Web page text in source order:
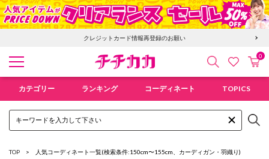
クレジットカード情報再登録のお願い
検索 お気にカ
0
カテゴリー ランキング コーディネート TOPICS
TOP 人気コーディネート一覧(検索条件:150cm〜155cm、カーディガン・羽織り)